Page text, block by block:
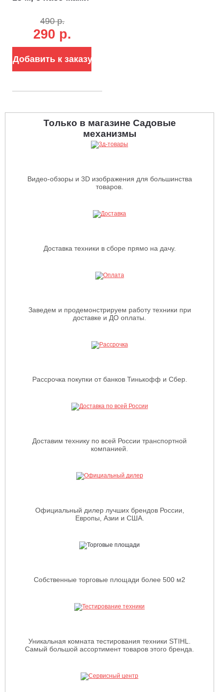
490 р.
290 р.
Добавить к заказу
Только в магазине Садовые
механизмы
Видео-обзоры и 3D изображения для большинства
товаров.
Доставка техники в сборе прямо на дачу.
Заведем и продемонстрируем работу техники при
доставке и ДО оплаты.
Рассрочка покупки от банков Тинькофф и Сбер.
Доставим технику по всей России транспортной
компанией.
Официальный дилер лучших брендов России,
Европы, Азии и США.
Собственные торговые площади более 500 м2
Уникальная комната тестирования техники STIHL.
Самый большой ассортимент товаров этого бренда.